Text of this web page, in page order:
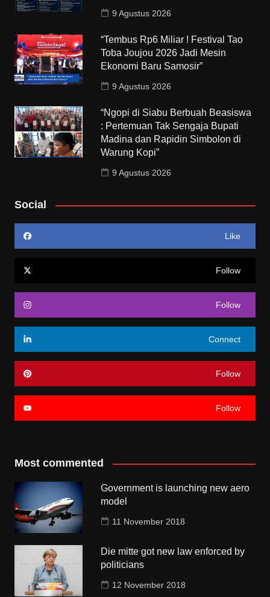
9 Agustus 2026
“Tembus Rp6 Miliar ! Festival Tao
Toba Joujou 2026 Jadi Mesin
Ekonomi Baru Samosir”
9 Agustus 2026
“Ngopi di Siabu Berbuah Beasiswa
: Pertemuan Tak Sengaja Bupati
Madina dan Rapidin Simbolon di
Warung Kopi”
9 Agustus 2026
Social
Like
Follow
Follow
Connect
Follow
Follow
Most commented
Government is launching new aero
model
11 November 2018
Die mitte got new law enforced by
politicians
12 November 2018